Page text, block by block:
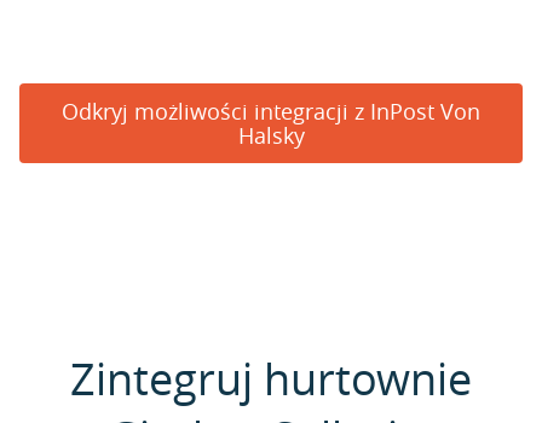
Odkryj możliwości integracji z InPost Von
Halsky
Zintegruj hurtownie